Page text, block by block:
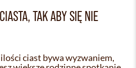
TAK ABY SIĘ NIE
ciast bywa wyzwaniem,